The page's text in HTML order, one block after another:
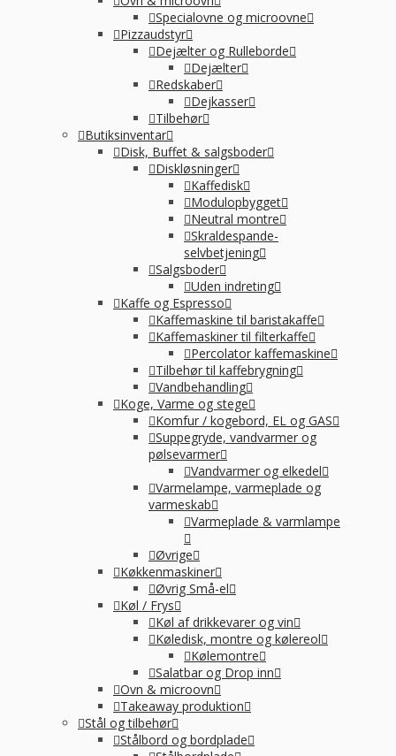
Specialovne og microovne
Pizzaudstyr
Dejælter og Rulleborde
Dejælter
Redskaber
Dejkasser
Tilbehør
Butiksinventar
Disk, Buffet & salgsboder
Diskløsninger
Kaffedisk
Modulopbygget
Neutral montre
Skraldespande-
selvbetjening
Salgsboder
Uden indreting
Kaffe og Espresso
Kaffemaskine til baristakaffe
Kaffemaskiner til filterkaffe
Percolator kaffemaskine
Tilbehør til kaffebrygning
Vandbehandling
Koge, Varme og stege
Komfur / kogebord, EL og GAS
Suppegryde, vandvarmer og
pølsevarmer
Vandvarmer og elkedel
Varmelampe, varmeplade og
varmeskab
Varmeplade & varmlampe
Øvrige
Køkkenmaskiner
Øvrig Små-el
Køl / Frys
Køl af drikkevarer og vin
Køledisk, montre og kølereol
Kølemontre
Salatbar og Drop inn
Ovn & microovn
Takeaway produktion
Stål og tilbehør
Stålbord og bordplade